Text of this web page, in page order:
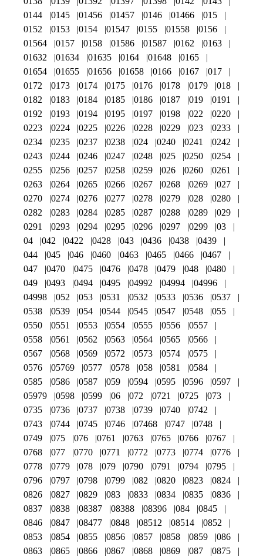
0144
0145 01456 01457 0146 01466
015
0152
0153 0154 01547 0155 01558
0156
01564
0157 0158 01586 01587 0162
0163
01632
01634 01635 0164 01648
0165
01654
01655 01656 01658 0166 0167
017
0172
0173 0174 0175 0176 0178 0179
018
0182
0183 0184 0185 0186 0187 019
0191
0192
0193 0194 0195 0197 0198 022
0220
0223
0224 0225 0226 0228 0229 023
0233
0234
0235 0237 0238 024 0240 0241
0242
0243
0244 0246 0247 0248 025 0250
0254
0255
0256 0257 0258 0259 026 0260
0261
0263
0264 0265 0266 0267 0268 0269
027
0270
0274 0276 0277 0278 0279 028
0280
0282
0283 0284 0285 0287 0288 0289
029
0291
0293 0294 0295 0296 0297 0299
03
04
042 0422 0428 043 0436 0438
0439
044
045 046 0460 0463 0465 0466
0467
047
0470 0475 0476 0478 0479 048
0480
049
0493 0494 0495 04992 04994
04996
04998
052 053 0531 0532 0533 0536
0537
0538
0539 054 0544 0545 0547 0548
055
0550
0551 0553 0554 0555 0556
0557
0558
0561 0562 0563 0564 0565
0566
0567
0568 0569 0572 0573 0574
0575
0576
05769 0577 0578 058 0581
0584
0585
0586 0587 059 0594 0595 0596
0597
05979
0598 0599 06 072 0721 0725
073
0735
0736 0737 0738 0739 0740
0742
0743
0744 0745 0746 07468 0747
0748
0749
075 076 0761 0763 0765 0766
0767
0768
077 0770 0771 0772 0773 0774
0776
0778
0779 078 079 0790 0791 0794
0795
0796
0797 0798 0799 082 0820 0823
0824
0826
0827 0829 083 0833 0834 0835
0836
0837
0838 08387 08388 08396 084
0845
0846
0847 08477 0848 08512 08514
0852
0853
0854 0855 0856 0857 0858 0859
086
0863
0865 0866 0867 0868 0869 087
0875